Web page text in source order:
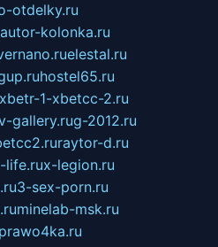
otdelky.ru
kolonka.ru
elestal.ru
hostel65.ru
1-xbetcc-2.ru
gallery.rug-2012.ru
raytor-d.ru
life.rux-legion.ru
3-sex-porn.ru
minelab-msk.ru